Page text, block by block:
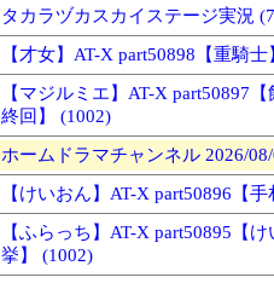
タカラヅカスカイステージ実況
【才女】AT-X part50898【重騎
【マジルミエ】AT-X part50897
終回】 (1002)
ホームドラマチャンネル 2026/
【けいおん】AT-X part50896【
【ふらっち】AT-X part50895【
挙】 (1002)